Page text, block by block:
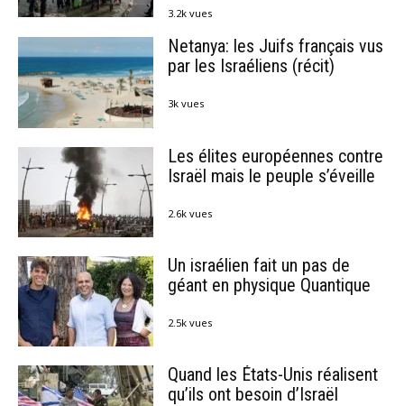
3.2k vues
Netanya: les Juifs français vus
par les Israéliens (récit)
3k vues
Les élites européennes contre
Israël mais le peuple s’éveille
2.6k vues
Un israélien fait un pas de
géant en physique Quantique
2.5k vues
Quand les États-Unis réalisent
qu’ils ont besoin d’Israël